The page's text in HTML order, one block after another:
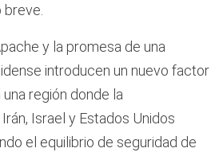
y la promesa de una
introducen un nuevo factor
región donde la
Israel y Estados Unidos
el equilibrio de seguridad de